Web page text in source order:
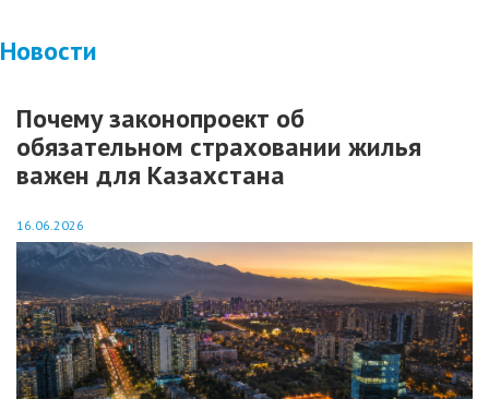
Новости
Почему законопроект об
обязательном страховании жилья
важен для Казахстана
16.06.2026